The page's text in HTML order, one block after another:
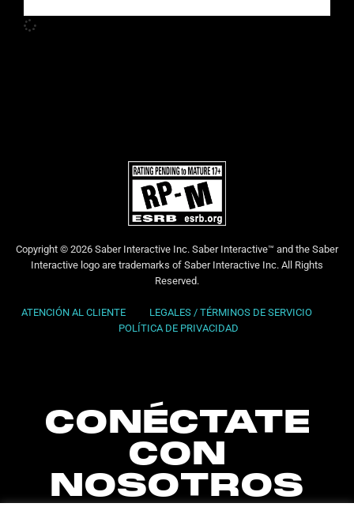
Copyright © 2026 Saber Interactive Inc. Saber Interactive™ and the Saber
Interactive logo are trademarks of Saber Interactive Inc. All Rights
Reserved.
ATENCIÓN AL CLIENTE
LEGALES / TÉRMINOS DE SERVICIO
POLÍTICA DE PRIVACIDAD
CONÉCTATE
CON
NOSOTROS